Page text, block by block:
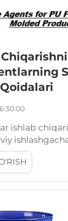
ishlab
muhim